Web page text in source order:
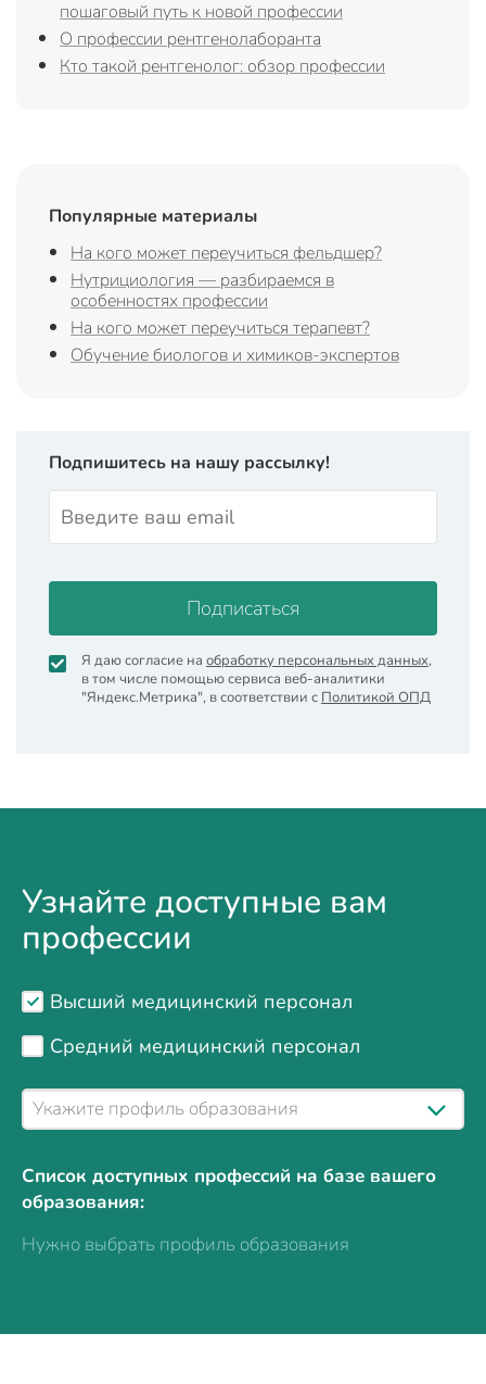
пошаговый путь к новой профессии
О профессии рентгенолаборанта
Кто такой рентгенолог: обзор профессии
Популярные материалы
На кого может переучиться фельдшер?
Нутрициология — разбираемся в
особенностях профессии
На кого может переучиться терапевт?
Обучение биологов и химиков-экспертов
Подпишитесь на нашу рассылку!
Подписаться
Я даю согласие на обработку персональных данных,
в том числе помощью сервиса веб-аналитики
"Яндекс.Метрика", в соответствии с Политикой ОПД
Узнайте доступные вам
профессии
Высший медицинский персонал
Средний медицинский персонал
Список доступных профессий на базе вашего
образования:
Нужно выбрать профиль образования